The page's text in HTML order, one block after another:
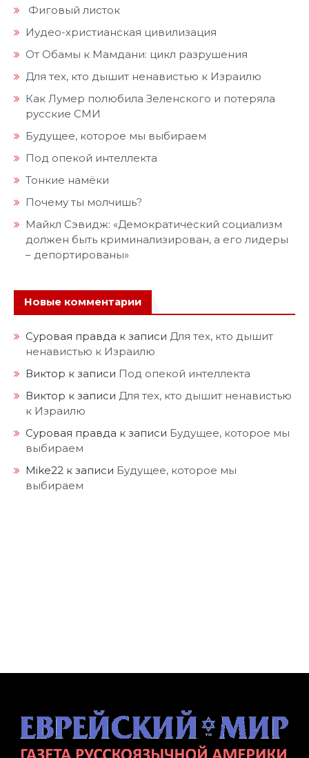
Фиговый листок
Иудео-христианская цивилизация
От Обамы к Мамдани: цикл разрушения
Для тех, кто дышит ненавистью к Израилю
Как Лумер полюбила Зеленского и потеряла
русские СМИ
Будущее, которое мы выбираем
Под опекой интеллекта
Тонкие намёки
Почему ты молчишь?
Майкл Сэвидж: «Демократический социализм
должен быть криминализирован, а его лидеры
– депортированы»
Новые комментарии
Суровая правда к записи Для тех, кто дышит
ненавистью к Израилю
Виктор к записи Под опекой интеллекта
Виктор к записи Для тех, кто дышит ненавистью
к Израилю
Суровая правда к записи Будущее, которое мы
выбираем
Mike22 к записи Будущее, которое мы
выбираем